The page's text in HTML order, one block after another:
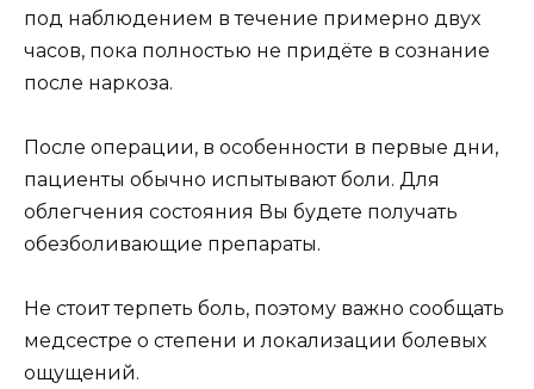
под наблюдением в течение примерно двух
часов, пока полностью не придёте в сознание
после наркоза.
После операции, в особенности в первые дни,
пациенты обычно испытывают боли. Для
облегчения состояния Вы будете получать
обезболивающие препараты.
Не стоит терпеть боль, поэтому важно сообщать
медсестре о степени и локализации болевых
ощущений.